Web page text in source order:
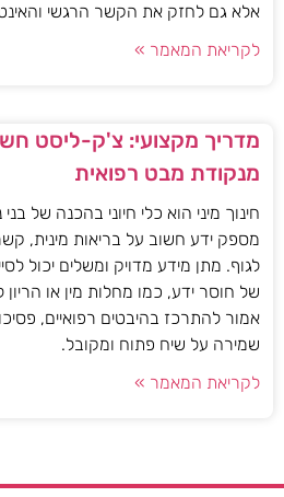
אלא גם לחזק את הקשר הרגשי
לקריאת המאמר »
מדריך מקצועי: צ'ק-ליסט
מנקודת מבט רפואית
חינוך מיני הוא כלי חיוני בהכנה של
מספק ידע חשוב על בריאות מינית,
לגוף. מתן מידע מדויק ומשלים יכול
של חוסר ידע, כמו מחלות מין או הריון
אמור להתרכז בהיבטים רפואיים,
שמירה על שיח פתוח ומקובל.
לקריאת המאמר »